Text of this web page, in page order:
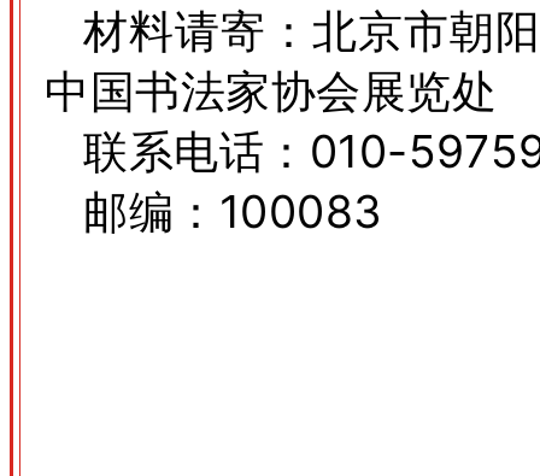
材料请寄：北京市朝
中国书法家协会展览处
联系电话：010-
邮编：100083